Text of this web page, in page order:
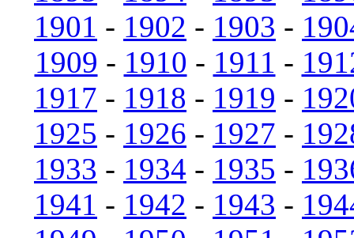
1901 - 1902 - 1903 -
1909 - 1910 - 1911 -
1917 - 1918 - 1919 -
1925 - 1926 - 1927 -
1933 - 1934 - 1935 -
1941 - 1942 - 1943 -